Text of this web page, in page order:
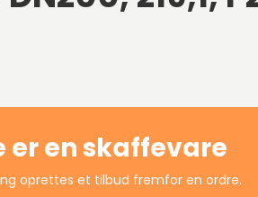
er en skaffevare
oprettes et tilbud fremfor en ordre.